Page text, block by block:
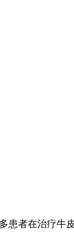
者在治疗